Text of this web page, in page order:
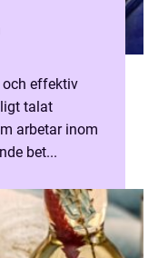
och effektiv
talat
arbetar inom
bet...